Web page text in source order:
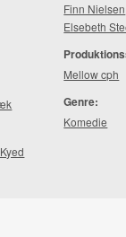
Finn Nielsen
Elsebeth
Mellow cph
Genre:
Komedie